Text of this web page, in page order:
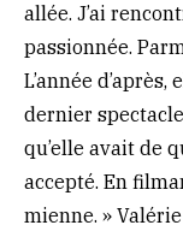
allée. J’ai
passionnée.
L’année
dernier
qu’elle avait de
accepté. En
mienne. »